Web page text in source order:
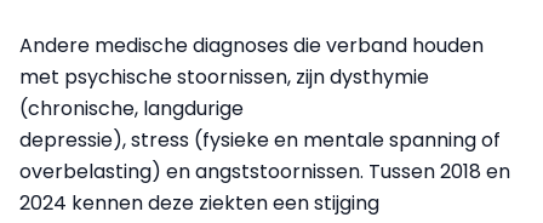
Andere medische diagnoses die verband houden
met psychische stoornissen, zijn dysthymie
(chronische, langdurige
depressie), stress (fysieke en mentale spanning of
overbelasting) en angststoornissen. Tussen 2018 en
2024 kennen deze ziekten een stijging